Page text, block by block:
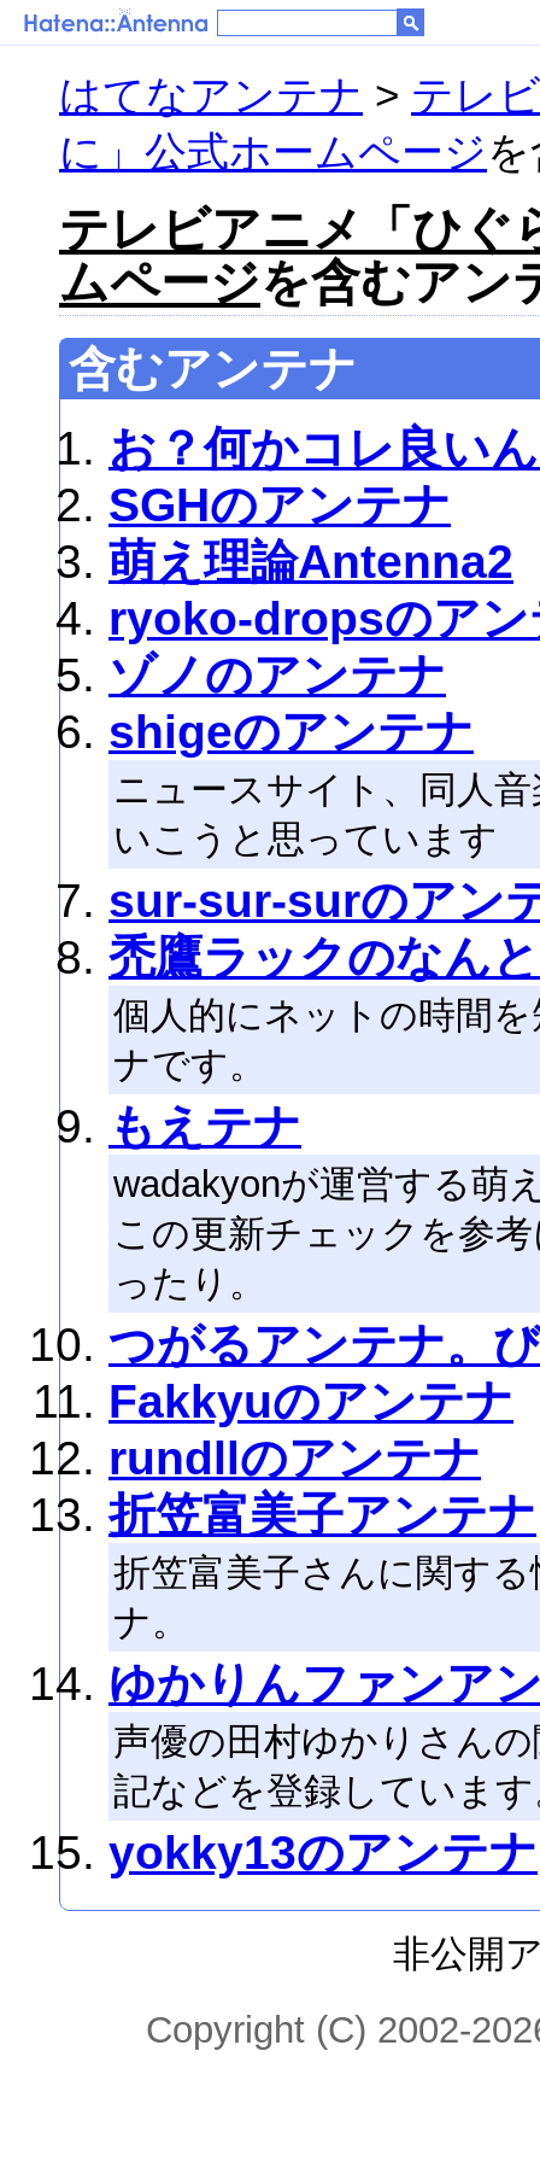
はてなアンテナ > テレ
に」公式ホームページ
テレビアニメ「ひぐ
ムページを含むアン
含むアンテナ
お？何かコレ良い
SGHのアンテナ
萌え理論Antenna2
ryoko-dropsのアン
ゾノのアンテナ
shigeのアンテナ
ニュースサイト、同人
いこうと思っています
sur-sur-surのアン
禿鷹ラックのなん
個人的にネットの時間
ナです。
もえテナ
wadakyonが運営する萌
この更新チェックを参
ったり。
つがるアンテナ。
Fakkyuのアンテナ
rundllのアンテナ
折笠富美子アンテナ
折笠富美子さんに関す
ナ。
ゆかりんファンア
声優の田村ゆかりさん
記などを登録していま
yokky13のアンテナ
非公開
Copyright (C) 2002-